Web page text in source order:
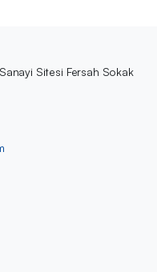
Sitesi Fersah Sokak